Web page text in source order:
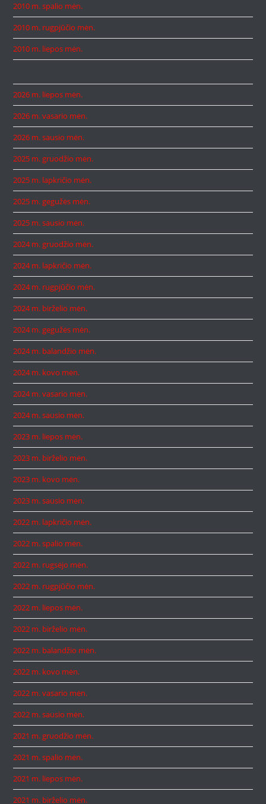
2010 m. spalio mėn.
2010 m. rugpjūčio mėn.
2010 m. liepos mėn.
2026 m. liepos mėn.
2026 m. vasario mėn.
2026 m. sausio mėn.
2025 m. gruodžio mėn.
2025 m. lapkričio mėn.
2025 m. gegužės mėn.
2025 m. sausio mėn.
2024 m. gruodžio mėn.
2024 m. lapkričio mėn.
2024 m. rugpjūčio mėn.
2024 m. birželio mėn.
2024 m. gegužės mėn.
2024 m. balandžio mėn.
2024 m. kovo mėn.
2024 m. vasario mėn.
2024 m. sausio mėn.
2023 m. liepos mėn.
2023 m. birželio mėn.
2023 m. kovo mėn.
2023 m. sausio mėn.
2022 m. lapkričio mėn.
2022 m. spalio mėn.
2022 m. rugsėjo mėn.
2022 m. rugpjūčio mėn.
2022 m. liepos mėn.
2022 m. birželio mėn.
2022 m. balandžio mėn.
2022 m. kovo mėn.
2022 m. vasario mėn.
2022 m. sausio mėn.
2021 m. gruodžio mėn.
2021 m. spalio mėn.
2021 m. liepos mėn.
2021 m. birželio mėn.